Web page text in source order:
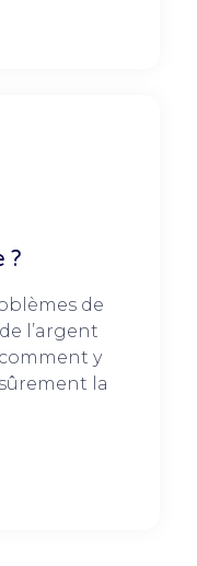
?
de
l’argent
y
la